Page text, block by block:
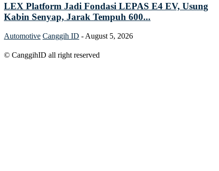
LEX Platform Jadi Fondasi LEPAS E4 EV, Usung
Kabin Senyap, Jarak Tempuh 600...
Automotive Canggih ID - August 5, 2026
© CanggihID all right reserved